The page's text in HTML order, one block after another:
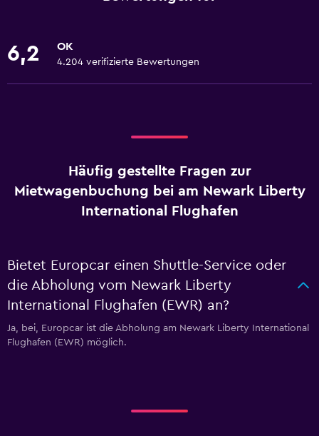
6,2 OK
4.204 verifizierte Bewertungen
Häufig gestellte Fragen zur
Mietwagenbuchung bei am Newark Liberty
International Flughafen
Bietet Europcar einen Shuttle-Service oder
die Abholung vom Newark Liberty
International Flughafen (EWR) an?
Ja, bei, Europcar ist die Abholung am Newark Liberty International
Flughafen (EWR) möglich.